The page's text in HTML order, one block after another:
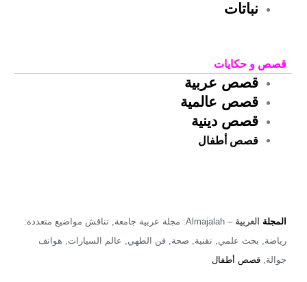
نباتات
قصص و حكايات
قصص عربية
قصص عالمية
قصص دينية
قصص أطفال
المجلة العربية
– Almajalah: مجلة عربية جامعة, تناقش مواضيع متعددة:
رياضة, بحث علمي, تقنية, صحة, فن الطهي, عالم السيارات, هواتف
جوالة, قصص أطفال